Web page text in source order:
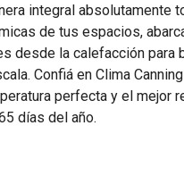
integral absolutamente
de tus espacios,
desde la calefacción para
Confiá en Clima
perfecta y el mejor
días del año.